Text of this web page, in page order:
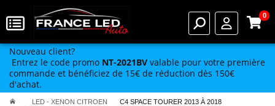
0
Nouveau client?
Entrez le code promo NT-2021BV valable pour votre première
commande et bénéficiez de 15€ de réduction dès 150€
d'achat.
LED - XENON CITROEN C4 SPACE TOURER 2013 À 2018